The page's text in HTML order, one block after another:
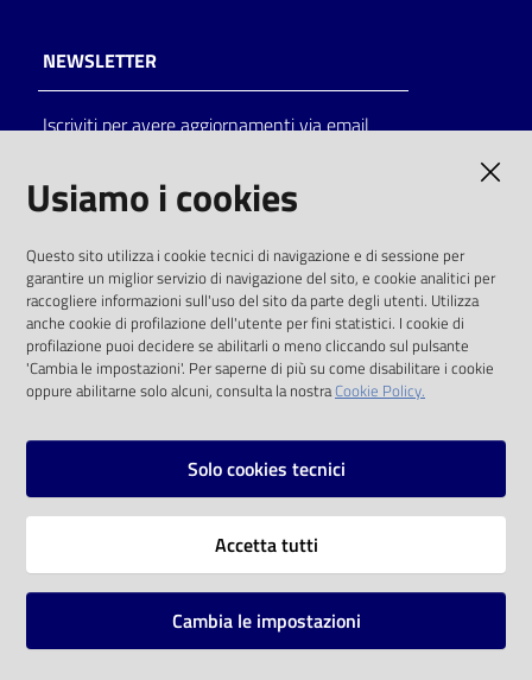
Catalogo
on line
Eventi
Chiedi al
bibliotecario
NEWSLETTER
Iscriviti per avere aggiornamenti via email
solo alle condizioni previste dalla direttiva
comunitaria 2003/98/CE e dal d.lgs. 36/2006
SOCIAL
Instagram
Vai alla pagina
Mappa del sito
Usiamo i cookies
Questo sito utilizza i cookie tecnici di navigazione e di sessione per
garantire un miglior servizio di navigazione del sito, e cookie analitici per
raccogliere informazioni sull'uso del sito da parte degli utenti. Utilizza
anche cookie di profilazione dell'utente per fini statistici. I cookie di
profilazione puoi decidere se abilitarli o meno cliccando sul pulsante
'Cambia le impostazioni'. Per saperne di più su come disabilitare i cookie
oppure abilitarne solo alcuni, consulta la nostraCookie Policy.
Solo cookies tecnici
Accetta tutti
Cambia le impostazioni